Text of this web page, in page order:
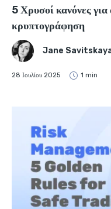
5 Χρυσοί κανόνες
κρυπτογράφηση
Jane
28 Ιουλίου 2025 1 min